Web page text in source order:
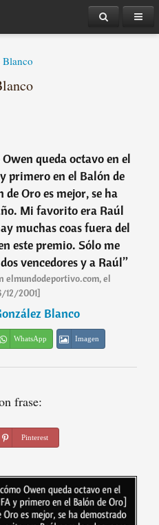
Blanco
queda octavo en el
primero en el Balón de
Oro es mejor, se ha
Mi favorito era Raúl
muchas coas fuera del
este premio. Sólo me
vencedores y a Raúl”
elmundodeportivo.com, el
12/2001]
Blanco
WhatsApp Imagen
frase:
Pinterest